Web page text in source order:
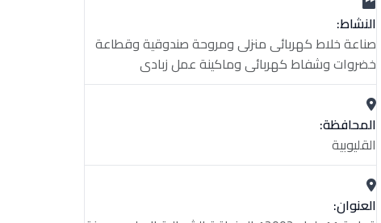
النشاط:
صناعة خلاط كهربائى منزلى ومروحة صندوقية وقطاعة
خضروات وشفاط كهربائى وماكينة عمل زبادى
المحافظة:
القليوبية
العنوان: